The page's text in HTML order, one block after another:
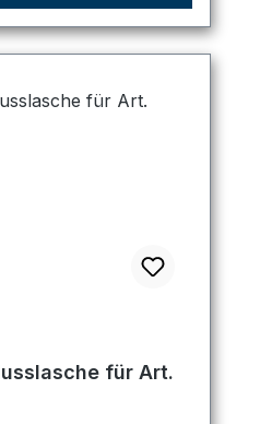
für Art.